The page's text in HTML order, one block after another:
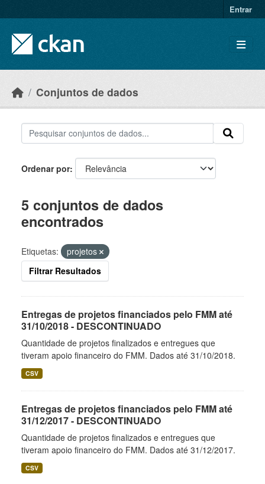
Entrar
Conjuntos de dados
Ordenar por
5 conjuntos de dados
encontrados
Etiquetas:
projetos
Filtrar Resultados
Entregas de projetos financiados pelo FMM até
31/10/2018 - DESCONTINUADO
Quantidade de projetos finalizados e entregues que
tiveram apoio financeiro do FMM. Dados até 31/10/2018.
CSV
Entregas de projetos financiados pelo FMM até
31/12/2017 - DESCONTINUADO
Quantidade de projetos finalizados e entregues que
tiveram apoio financeiro do FMM. Dados até 31/12/2017.
CSV